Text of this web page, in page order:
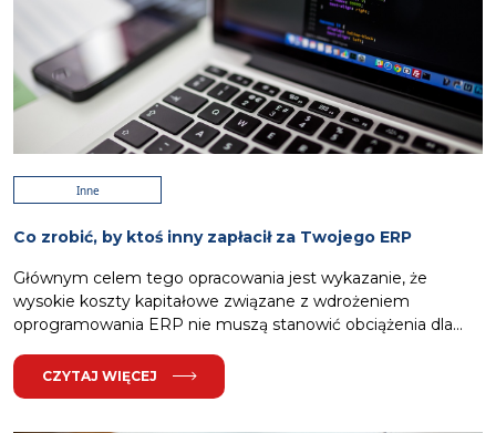
Inne
Co zrobić, by ktoś inny zapłacił za Twojego ERP
Głównym celem tego opracowania jest wykazanie, że
wysokie koszty kapitałowe związane z wdrożeniem
oprogramowania ERP nie muszą stanowić obciążenia dla...
CZYTAJ WIĘCEJ